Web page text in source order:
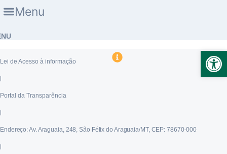
Ir
paraMenu
Lei de Acesso à informação
|
Portal da Transparência
|
Endereço:Av. Araguaia, 248, São Félix do Araguaia/MT, CEP: 78670-000
|